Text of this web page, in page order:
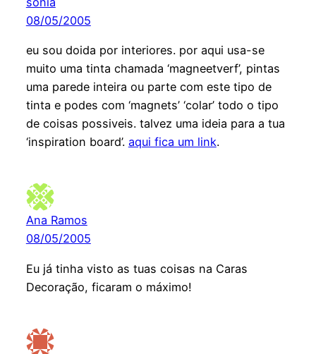
08/05/2005
eu sou doida por interiores. por aqui usa-se
muito uma tinta chamada ‘magneetverf’, pintas
uma parede inteira ou parte com este tipo de
tinta e podes com ‘magnets’ ‘colar’ todo o tipo
de coisas possiveis. talvez uma ideia para a tua
‘inspiration board’. aqui fica um link.
Ana Ramos
08/05/2005
Eu já tinha visto as tuas coisas na Caras
Decoração, ficaram o máximo!